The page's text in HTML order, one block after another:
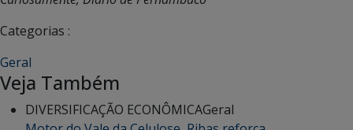
Categorias :
Geral
Veja Também
DIVERSIFICAÇÃO ECONÔMICAGeral